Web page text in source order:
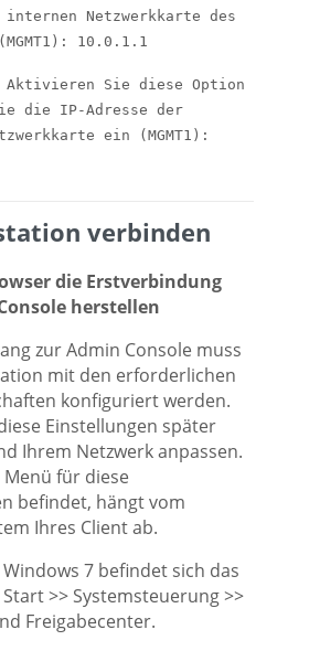
internen Netzwerkkarte des
10.0.1.1
Aktivieren Sie diese Option
die IP-Adresse der
ein (MGMT1):
verbinden
die Erstverbindung
herstellen
zur Admin Console muss
mit den erforderlichen
konfiguriert werden.
Einstellungen später
Ihrem Netzwerk anpassen.
für diese
befindet, hängt vom
Ihres Client ab.
Windows 7 befindet sich das
>> Systemsteuerung >>
Freigabecenter.